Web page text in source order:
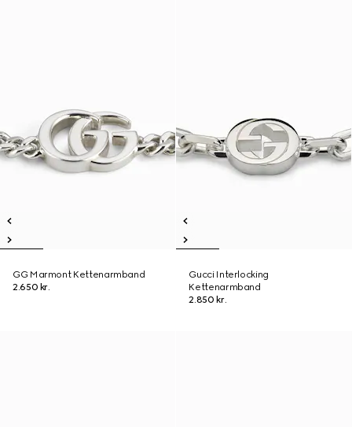
GG Marmont Kettenarmband
2.650 kr.
Gucci Interlocking
Kettenarmband
2.850 kr.